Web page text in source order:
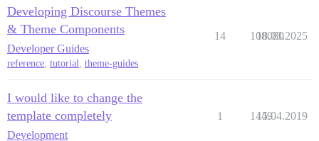
Developing Discourse Themes
& Theme Components
Developer Guides
reference, tutorial, theme-guides
14 108080
18.03.2025
I would like to change the
template completely
Development
1 1449
15.04.2019